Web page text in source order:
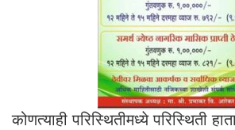
कोणत्याही परिस्थितीमध्ये परिस्थिती